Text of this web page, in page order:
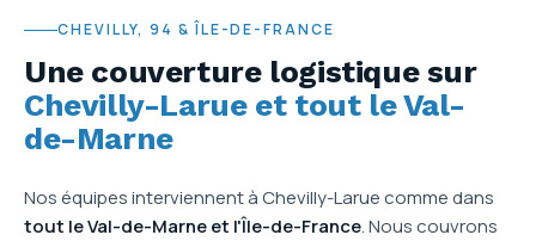
CHEVILLY, 94 & ÎLE-DE-FRANCE
Une couverture logistique sur
Chevilly-Larue et tout le Val-
de-Marne
Nos équipes interviennent à Chevilly-Larue comme dans
tout le Val-de-Marne et l'Île-de-France. Nous couvrons